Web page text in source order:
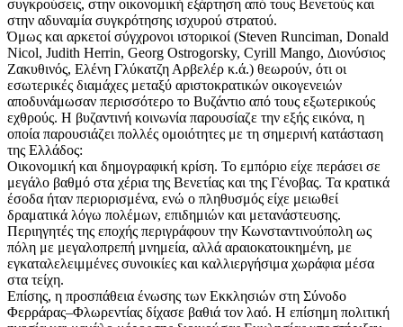
συγκρούσεις, στην οικονομική εξάρτηση από τους Βενετούς και
στην αδυναμία συγκρότησης ισχυρού στρατού.
Όμως και αρκετοί σύγχρονοι ιστορικοί (Steven Runciman, Donald
Nicol, Judith Herrin, Georg Ostrogorsky, Cyrill Mango, Διονύσιος
Ζακυθινός, Ελένη Γλύκατζη Αρβελέρ κ.ά.) θεωρούν, ότι οι
εσωτερικές διαμάχες μεταξύ αριστοκρατικών οικογενειών
αποδυνάμωσαν περισσότερο το Βυζάντιο από τους εξωτερικούς
εχθρούς. Η βυζαντινή κοινωνία παρουσίαζε την εξής εικόνα, η
οποία παρουσιάζει πολλές ομοιότητες με τη σημερινή κατάσταση
της Ελλάδος:
Οικονομική και δημογραφική κρίση. Το εμπόριο είχε περάσει σε
μεγάλο βαθμό στα χέρια της Βενετίας και της Γένοβας. Τα κρατικά
έσοδα ήταν περιορισμένα, ενώ ο πληθυσμός είχε μειωθεί
δραματικά λόγω πολέμων, επιδημιών και μετανάστευσης.
Περιηγητές της εποχής περιγράφουν την Κωνσταντινούπολη ως
πόλη με μεγαλοπρεπή μνημεία, αλλά αραιοκατοικημένη, με
εγκαταλελειμμένες συνοικίες και καλλιεργήσιμα χωράφια μέσα
στα τείχη.
Επίσης, η προσπάθεια ένωσης των Εκκλησιών στη Σύνοδο
Φερράρας–Φλωρεντίας δίχασε βαθιά τον λαό. Η επίσημη πολιτική